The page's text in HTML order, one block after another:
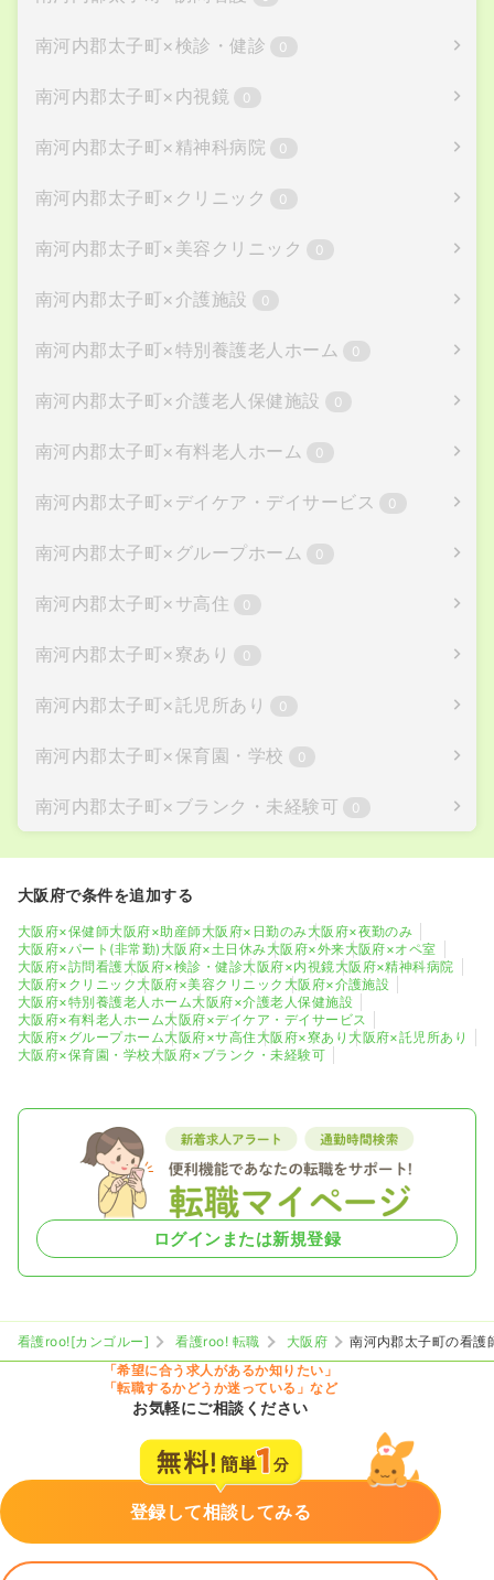
南河内郡太子町×検診・健診 0
南河内郡太子町× 内視鏡 0
南河内郡太子町×精神科病院 0
南河内郡太子町× クリニック 0
南河内郡太子町× 美容クリニック 0
南河内郡太子町× 介護施設 0
南河内郡太子町×特別養護老人ホーム 0
南河内郡太子町× 介護老人保健施設 0
南河内郡太子町× 有料老人ホーム 0
南河内郡太子町× デイケア・デイサービス 0
南河内郡太子町× グループホーム 0
南河内郡太子町× サ高住 0
南河内郡太子町× 寮あり 0
南河内郡太子町×託児所あり 0
南河内郡太子町×保育園・学校 0
南河内郡太子町× ブランク・未経験可 0
大阪府で条件を追加する
大阪府×保健師大阪府×助産師大阪府×日勤のみ大阪府×夜勤のみ
大阪府×パート(非常勤) 大阪府×土日休み大阪府×外来大阪府×オペ室
大阪府×訪問看護大阪府×検診・健診大阪府×内視鏡大阪府×精神科病院
大阪府×クリニック 大阪府×美容クリニック 大阪府×介護施設
大阪府×特別養護老人ホーム大阪府×介護老人保健施設
大阪府×有料老人ホーム大阪府×デイケア・デイサービス
大阪府×グループホーム大阪府×サ高住大阪府×寮あり 大阪府×託児所あり
大阪府×保育園・学校大阪府×ブランク・未経験可
ログインまたは新規登録
看護roo![カンゴルー] 看護roo! 転職 大阪府
南河内郡太子町の看護
「希望に合う求人があるか知りたい」
「転職するかどうか迷っている」など
お気軽にご相談ください
登録して相談してみる